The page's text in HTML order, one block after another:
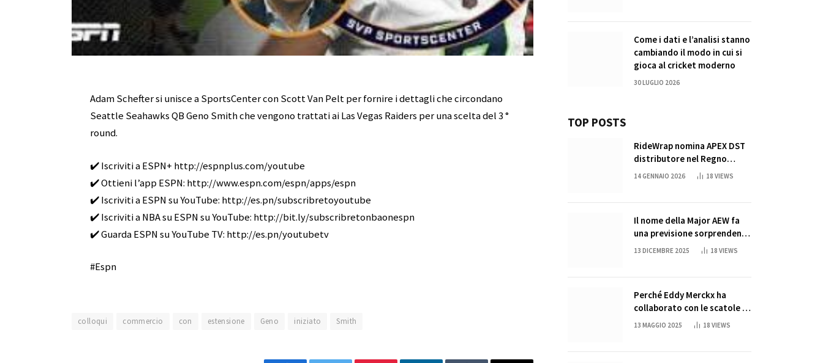
Adam Schefter si unisce a SportsCenter con Scott Van Pelt per fornire i dettagli che circondano
Seattle Seahawks QB Geno Smith che vengono trattati ai Las Vegas Raiders per una scelta del 3 °
round.
✔️ Iscriviti a ESPN+ http://espnplus.com/youtube
✔️ Ottieni l’app ESPN: http://www.espn.com/espn/apps/espn
✔️ Iscriviti a ESPN su YouTube: http://es.pn/subscribretoyoutube
✔️ Iscriviti a NBA su ESPN su YouTube: http://bit.ly/subscribretonbaonespn
✔️ Guarda ESPN su YouTube TV: http://es.pn/youtubetv
#Espn
colloqui commercio con estensione Geno iniziato Smith
Come i dati e l’analisi stanno
cambiando il modo in cui si
gioca al cricket moderno
30 LUGLIO 2026
TOP POSTS
RideWrap nomina APEX DST
distributore nel Regno
Unito
14 GENNAIO 2026 18 VIEWS
Il nome della Major AEW fa
una previsione sorprendente
per la partita di ritiro di
13 DICEMBRE 2025 18 VIEWS
Perché Eddy Merckx ha
collaborato con le scatole di
succo di Sun Capri
13 MAGGIO 2025 18 VIEWS